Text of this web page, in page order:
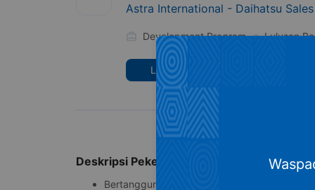
Astra International - Daihatsu
Development Program Lulusan
Lamar
Deskripsi Pekerjaan
Bertanggung jawab atas pencatatan